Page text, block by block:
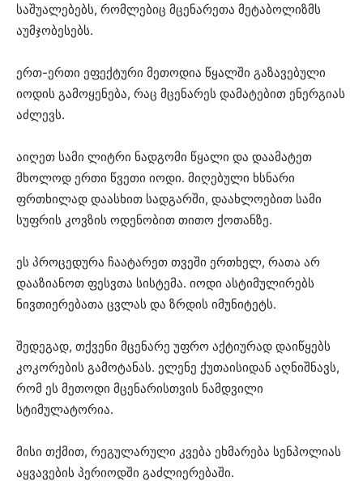
საშუალებებს, რომლებიც მცენარეთა მეტაბოლიზმს
აუმჯობესებს.
ერთ-ერთი ეფექტური მეთოდია წყალში გაზავებული
იოდის გამოყენება, რაც მცენარეს დამატებით ენერგიას
აძლევს.
აიღეთ სამი ლიტრი ნადგომი წყალი და დაამატეთ
მხოლოდ ერთი წვეთი იოდი. მიღებული ხსნარი
ფრთხილად დაასხით სადგარში, დაახლოებით სამი
სუფრის კოვზის ოდენობით თითო ქოთანზე.
ეს პროცედურა ჩაატარეთ თვეში ერთხელ, რათა არ
დააზიანოთ ფესვთა სისტემა. იოდი ასტიმულირებს
ნივთიერებათა ცვლას და ზრდის იმუნიტეტს.
შედეგად, თქვენი მცენარე უფრო აქტიურად დაიწყებს
კოკორების გამოტანას. ელენე ქუთაისიდან აღნიშნავს,
რომ ეს მეთოდი მცენარისთვის ნამდვილი
სტიმულატორია.
მისი თქმით, რეგულარული კვება ეხმარება სენპოლიას
აყვავების პერიოდში გაძლიერებაში.